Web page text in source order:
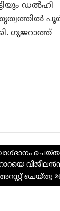
ഡൽഹി
ഗുജറാത്ത്
ചെയ്തു